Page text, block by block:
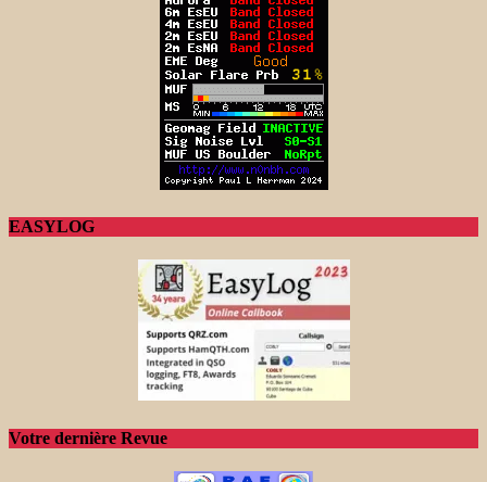
EASYLOG
Votre dernière Revue